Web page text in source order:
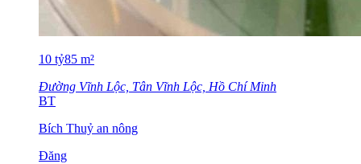
10 tỷ85 m²
Đường Vĩnh Lộc, Tân Vĩnh Lộc, Hồ Chí Minh
BT
Bích Thuỷ an nông
Đăng